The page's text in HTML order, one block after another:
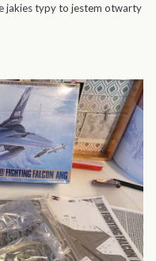
jakies typy to jestem otwarty